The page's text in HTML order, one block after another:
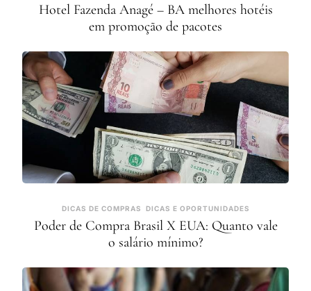
Hotel Fazenda Anagé – BA melhores hotéis
em promoção de pacotes
DICAS DE COMPRAS DICAS E OPORTUNIDADES
Poder de Compra Brasil X EUA: Quanto vale
o salário mínimo?